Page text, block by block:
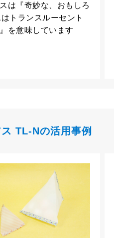
は『奇妙な、おもしろ
トランスルーセント
を意味しています
TL-Nの活用事例